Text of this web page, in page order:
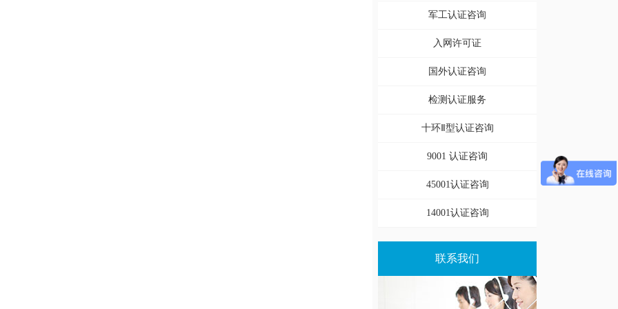
军工认证咨询
入网许可证
国外认证咨询
检测认证服务
十环Ⅱ型认证咨询
9001 认证咨询
45001认证咨询
14001认证咨询
联系我们